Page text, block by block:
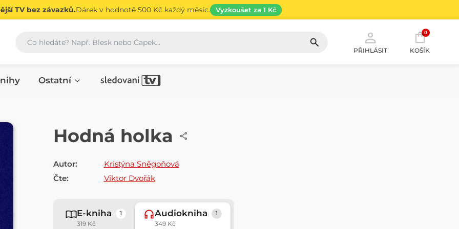
TV bez závazků.Dárek v hodnotě 500 Kč každý měsíc. Vyzkoušet za 1 Kč
Vyhledávání
PŘIHLÁSIT
0
KOŠÍK
Ostatní
AUDIOKNIHA
Hodná holka
Autor:
Kristýna Sněgoňová
Čte:
Viktor Dvořák
E-kniha 1
319 Kč
Audiokniha 1
349 Kč